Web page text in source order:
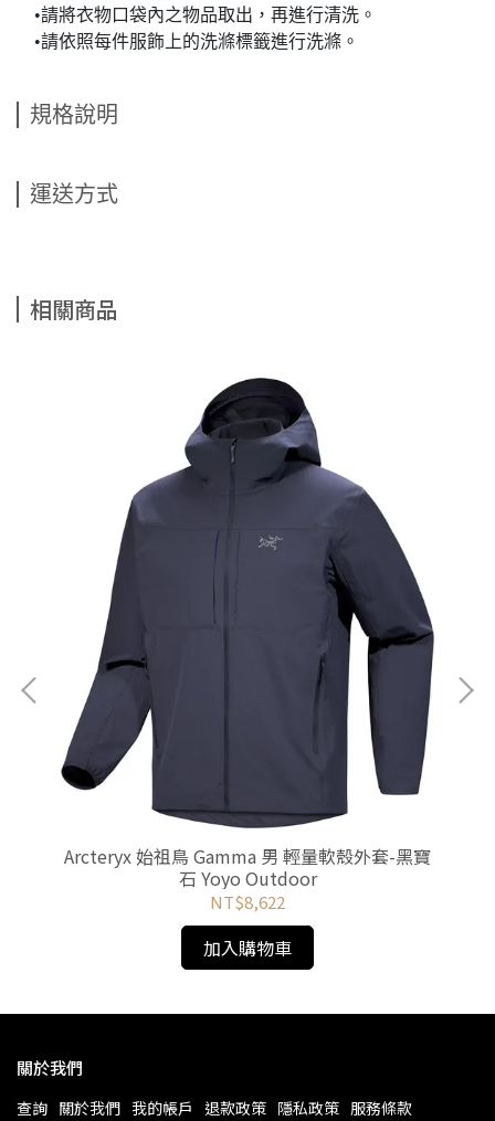
•請將衣物口袋內之物品取出，再進行清洗。
•請依照每件服飾上的洗滌標籤進行洗滌。
規格說明
運送方式
相關商品
Arcteryx 始祖鳥 Gamma 男 輕量軟殼外套-黑寶
石 Yoyo Outdoor
NT$8,622
加入購物車
關於我們
查詢 關於我們 我的帳戶 退款政策 隱私政策 服務條款